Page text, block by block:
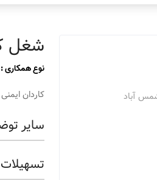
آباد
شغل
نوع همکاری :
کاردان
سایر
تسهیلات